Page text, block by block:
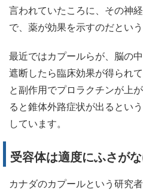
言われていたころに、その神
で、薬が効果を示すのだとい
最近ではカプールらが、脳の
遮断したら臨床効果が得られ
と副作用でプロラクチンが上
ると錐体外路症状が出るとい
しています。
受容体は適度にふさが
カナダのカプールという研究